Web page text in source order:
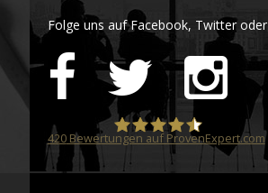
Folge uns auf Facebook, Twitter
STARTPLATZ
420Bewertungen auf ProvenExpert.com